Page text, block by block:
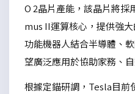
O 2晶片產能，該晶片將
mus II運算核心，提供強
功能機器人結合半導體、
望廣泛應用於協助家務、
根據定錨研調，Tesla目前